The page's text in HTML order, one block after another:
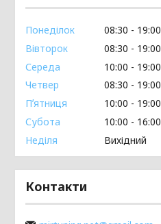
Понеділок 08:30
19:00
Вівторок
08:30
19:00
Середа
10:00
19:00
Четвер
08:30
19:00
Пʼятниця
10:00
19:00
Субота
10:00
16:00
Неділя
Вихідний
Контакти